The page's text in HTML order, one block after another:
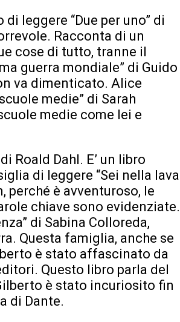
leggere “Due per uno” di
Racconta di un
cose di tutto, tranne il
guerra mondiale” di Guido
va dimenticato. Alice
medie” di Sarah
medie come lei e
Roald Dahl. E’ un libro
di leggere “Sei nella lava
è avventuroso, le
chiave sono evidenziate.
di Sabina Colloreda,
Questa famiglia, anche se
è stato affascinato da
Questo libro parla del
è stato incuriosito fin
di Dante.